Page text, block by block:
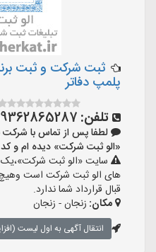
ثبت شرکت و ثبت
پلمپ دفاتر
تلفن:
لطفا پس از تماس با شرکت
«الو ثبت شرکت» دیده ام و کد «شرکت-58»
سایت «الو ثبت
های الو ثبت شرکت است
قبال قرارداد شما ندارد.
مکان: زنجان - زنجان
انتقال آگهی به اول لیست